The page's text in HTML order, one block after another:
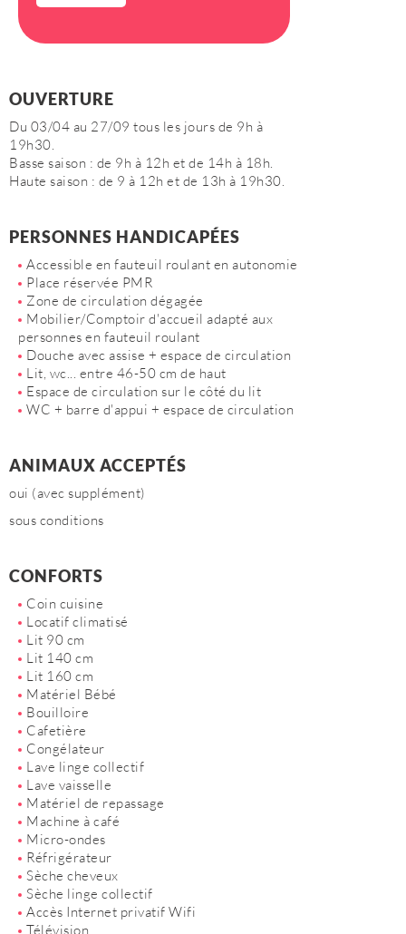
OUVERTURE
Du 03/04 au 27/09 tous les jours de 9h à
19h30.
Basse saison : de 9h à 12h et de 14h à 18h.
Haute saison : de 9 à 12h et de 13h à 19h30.
PERSONNES HANDICAPÉES
Accessible en fauteuil roulant en autonomie
Place réservée PMR
Zone de circulation dégagée
Mobilier/Comptoir d'accueil adapté aux
personnes en fauteuil roulant
Douche avec assise + espace de circulation
Lit, wc... entre 46-50 cm de haut
Espace de circulation sur le côté du lit
WC + barre d'appui + espace de circulation
ANIMAUX ACCEPTÉS
oui (avec supplément)
sous conditions
CONFORTS
Coin cuisine
Locatif climatisé
Lit 90 cm
Lit 140 cm
Lit 160 cm
Matériel Bébé
Bouilloire
Cafetière
Congélateur
Lave linge collectif
Lave vaisselle
Matériel de repassage
Machine à café
Micro-ondes
Réfrigérateur
Sèche cheveux
Sèche linge collectif
Accès Internet privatif Wifi
Télévision